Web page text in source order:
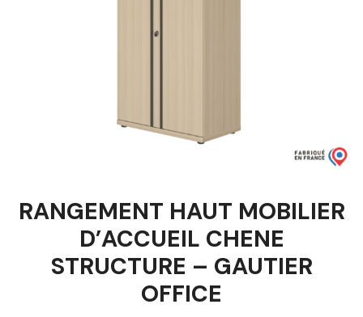
RANGEMENT HAUT MOBILIER
D’ACCUEIL CHENE
STRUCTURE – GAUTIER
OFFICE